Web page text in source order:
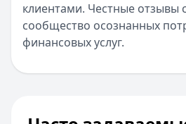
клиентами. Честные отзывы
сообщество осознанных
финансовых услуг.